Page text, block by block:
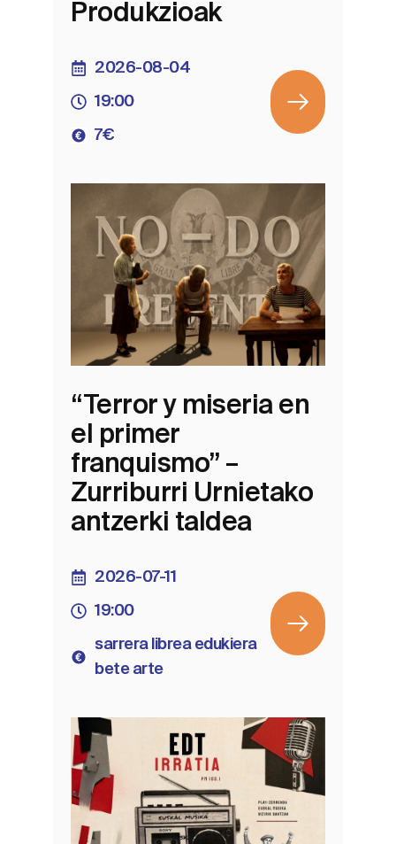
Produkzioak
2026-08-04
19:00
7€
“Terror y miseria en
el primer
franquismo” –
Zurriburri Urnietako
antzerki taldea
2026-07-11
19:00
sarrera librea edukiera
bete arte